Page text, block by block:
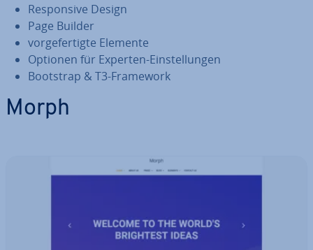
Re­spon­si­ve Design
Page Builder
vor­ge­fer­tig­te Elemente
Optionen für Experten-Ein­stel­lun­gen
Bootstrap & T3-Framework
Morph